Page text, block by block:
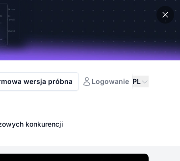
wersja próbna Logowanie PL
konkurencji